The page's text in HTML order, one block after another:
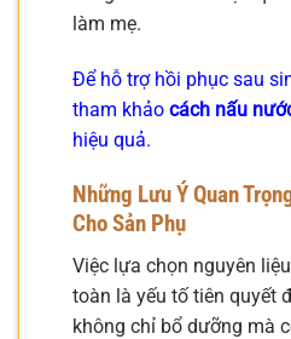
làm mẹ.
Để hỗ trợ hồi phục sau
tham khảo cách nấu
hiệu quả.
Những Lưu Ý Quan
Cho Sản Phụ
Việc lựa chọn nguyên
toàn là yếu tố tiên quyết
không chỉ bổ dưỡng mà